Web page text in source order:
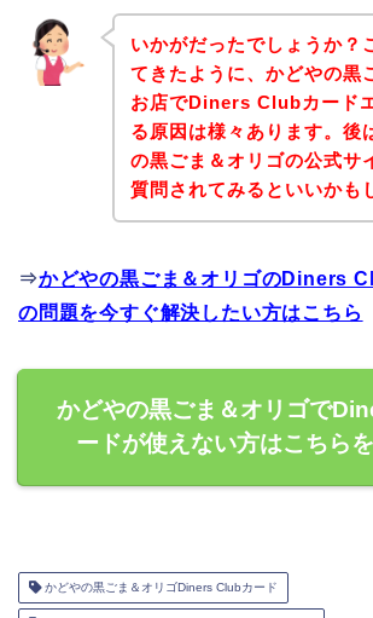
いかがだったでしょうか？
てきたように、かどやの黒
お店でDiners Clubカード
る原因は様々あります。後
の黒ごま＆オリゴの公式サ
質問されてみるといいかも
⇒かどやの黒ごま＆オリゴのDiners
の問題を今すぐ解決したい方はこちら
かどやの黒ごま＆オリゴで
ードが使えない方はこちら
かどやの黒ごま＆オリゴDiners Clubカード